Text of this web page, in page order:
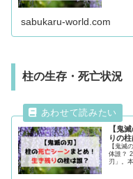
sabukaru-world.com
柱の生存・死亡状況
【鬼
りの
【鬼滅
体誰？
刃」。